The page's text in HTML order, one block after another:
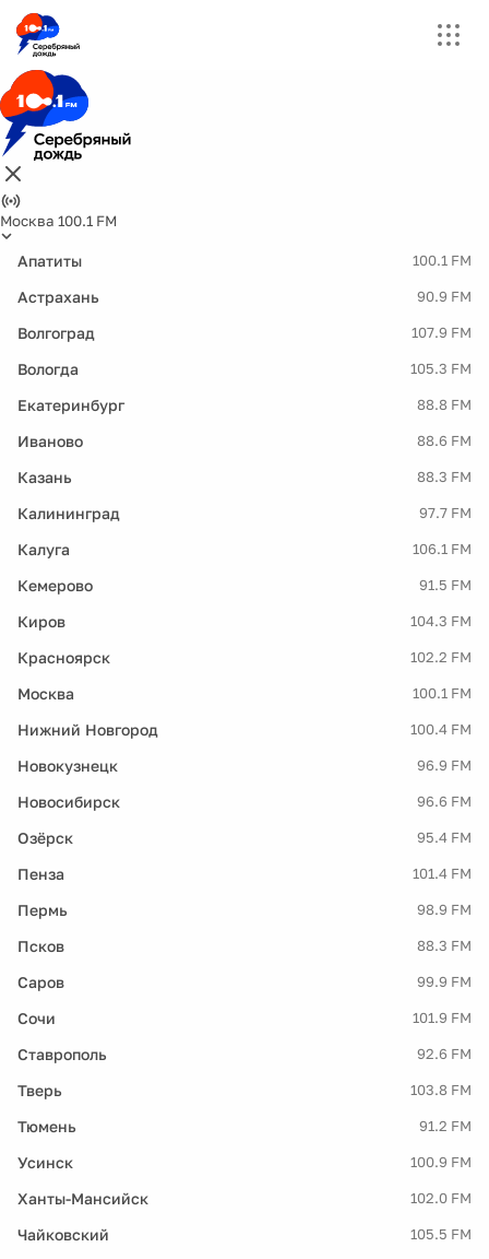
Москва 100.1 FM
Апатиты 100.1 FM
Астрахань 90.9 FM
Волгоград 107.9 FM
Вологда 105.3 FM
Екатеринбург 88.8 FM
Иваново 88.6 FM
Казань 88.3 FM
Калининград 97.7 FM
Калуга 106.1 FM
Кемерово 91.5 FM
Киров 104.3 FM
Красноярск 102.2 FM
Москва 100.1 FM
Нижний Новгород 100.4 FM
Новокузнецк 96.9 FM
Новосибирск 96.6 FM
Озёрск 95.4 FM
Пенза 101.4 FM
Пермь 98.9 FM
Псков 88.3 FM
Саров 99.9 FM
Сочи 101.9 FM
Ставрополь 92.6 FM
Тверь 103.8 FM
Тюмень 91.2 FM
Усинск 100.9 FM
Ханты-Мансийск 102.0 FM
Чайковский 105.5 FM